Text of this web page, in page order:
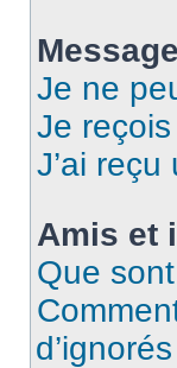
Je ne
Je
J’ai
Amis et
Que